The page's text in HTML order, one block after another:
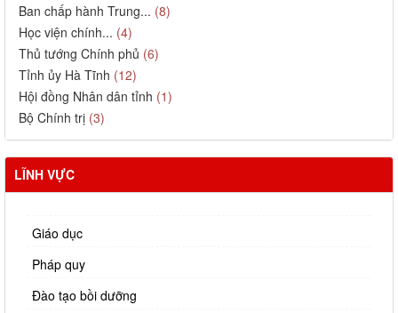
Ban chấp hành Trung... (8)
Học viện chính... (4)
Thủ tướng Chính phủ (6)
Tỉnh ủy Hà Tĩnh (12)
Hội đồng Nhân dân tỉnh (1)
Bộ Chính trị (3)
LĨNH VỰC
Giáo dục
Pháp quy
Đào tạo bồi dưỡng